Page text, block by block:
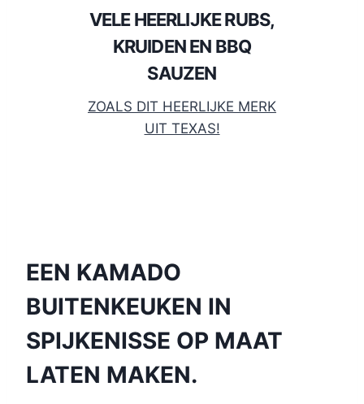
VELE HEERLIJKE RUBS,
KRUIDEN EN BBQ
SAUZEN
ZOALS DIT HEERLIJKE MERK
UIT TEXAS!
EEN KAMADO
BUITENKEUKEN IN
SPIJKENISSE OP MAAT
LATEN MAKEN.